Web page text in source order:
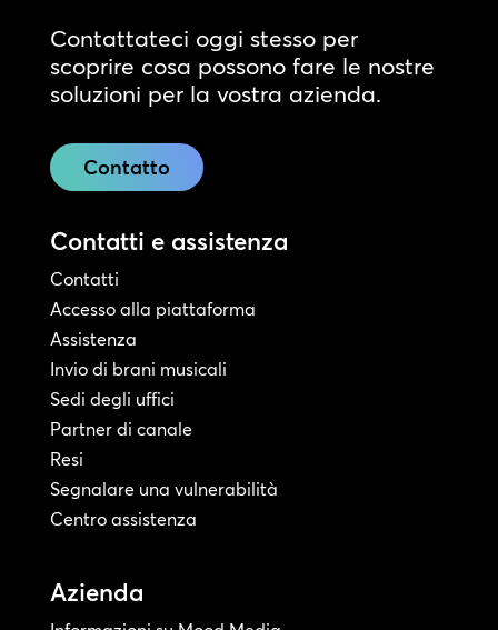
Contattateci oggi stesso per
scoprire cosa possono fare le nostre
soluzioni per la vostra azienda.
Contatto
Contatti e assistenza
Contatti
Accesso alla piattaforma
Assistenza
Invio di brani musicali
Sedi degli uffici
Partner di canale
Resi
Segnalare una vulnerabilità
Centro assistenza
Azienda